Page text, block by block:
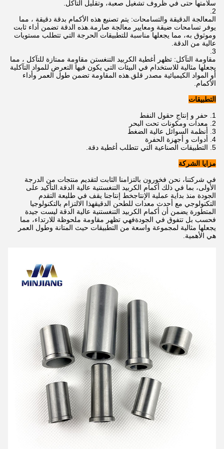
سلامتها حتى في ظروف تشغيل صعبة، وتقليل التآكل.
المعالجة الدقيقة والتسامحات: يتم تصنيع هذه الأكمام بدقة دقيقة ، مما
يوفر تسامحات ضيقة ومعايير معالجة صارمة.هذه الدقة تضمن أداء ثابت
وموثوق به، مما يجعلها مناسبة للتطبيقات الحرجة التي تتطلب مستويات
عالية من الدقة.
مقاومة التآكل: تظهر أغطية الكربيد التنغستن مقاومة ممتازة للتآكل ، مما
يجعلها مثالية للاستخدام في البيئات التي يكون فيها التعرض للمواد التآكلية
أو المواد الكيميائية مصدر قلق.هذه المقاومة تضمن طول العمر وأداء
الأكمام.
التطبيقات
حفر و إنتاج حقول النفط
معدات ومكونات تحت البحر
أنظمة السوائل عالية الضغط
أدوات و أجهزة الحفرة
التطبيقات الصناعية التي تتطلب أغطية دقة.
مزايا الشركة
في شركتنا، نحن فخورون بالتزامنا الثابت لتقديم منتجات من الدرجة
الأولى، بما في ذلك أكمام الكربيد التنغستنية عالية الدقة.التأكيد على
الجودة منذ بداية عملية الإنتاجخط إنتاجنا يقف في طليعة التقدم
التكنولوجي مع أحدث معدات للطحن الدقيقهذا الالتزام بالتكنولوجيا
المتطورة يضمن أن أكمام الكربيد التنغستنية عالية الدقة ليست جيدة
فحسب بل تتفوق في الجودةفهي تظهر مقاومة ملحوظة للارتداء، مما
يجعلها مثالية لمجموعة واسعة من التطبيقات حيث المتانة وطول العمر
هي الأهمية.